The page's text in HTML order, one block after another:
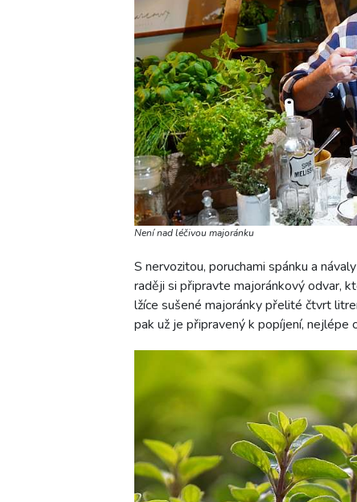
Není nad léčivou majoránku
S nervozitou, poruchami spánku a
raději si připravte majoránkový odvar,
lžíce sušené majoránky přelité čtvrt
pak už je připravený k popíjení, nejlépe